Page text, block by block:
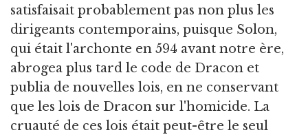
satisfaisait probablement pas non plus les
dirigeants contemporains, puisque Solon,
qui était l'archonte en 594 avant notre ère,
abrogea plus tard le code de Dracon et
publia de nouvelles lois, en ne conservant
que les lois de Dracon sur l'homicide. La
cruauté de ces lois était peut-être le seul